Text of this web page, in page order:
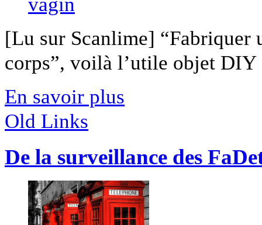
[Lu sur Scanlime] “Fabriquer
corps”, voilà l’utile objet
En savoir plus
Old Links
De la surveillance des